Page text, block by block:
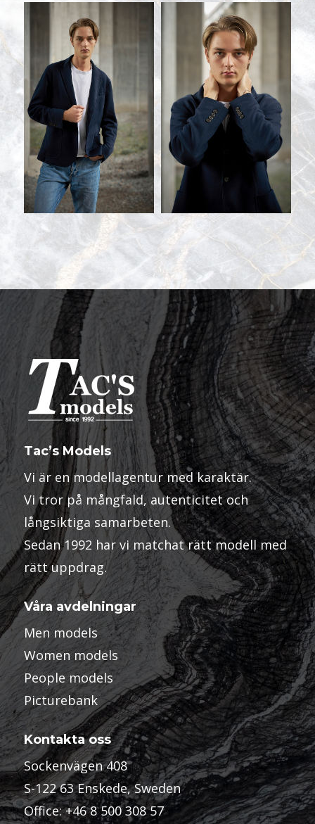
Tac’s Models
Vi är en modellagentur med karaktär.
Vi tror på mångfald, autenticitet och
långsiktiga samarbeten.
Sedan 1992 har vi matchat rätt modell med
rätt uppdrag.
Våra avdelningar
Men models
Women models
People models
Picturebank
Kontakta oss
Sockenvägen 408
S-122 63 Enskede, Sweden
Office:+46 8 500 308 57